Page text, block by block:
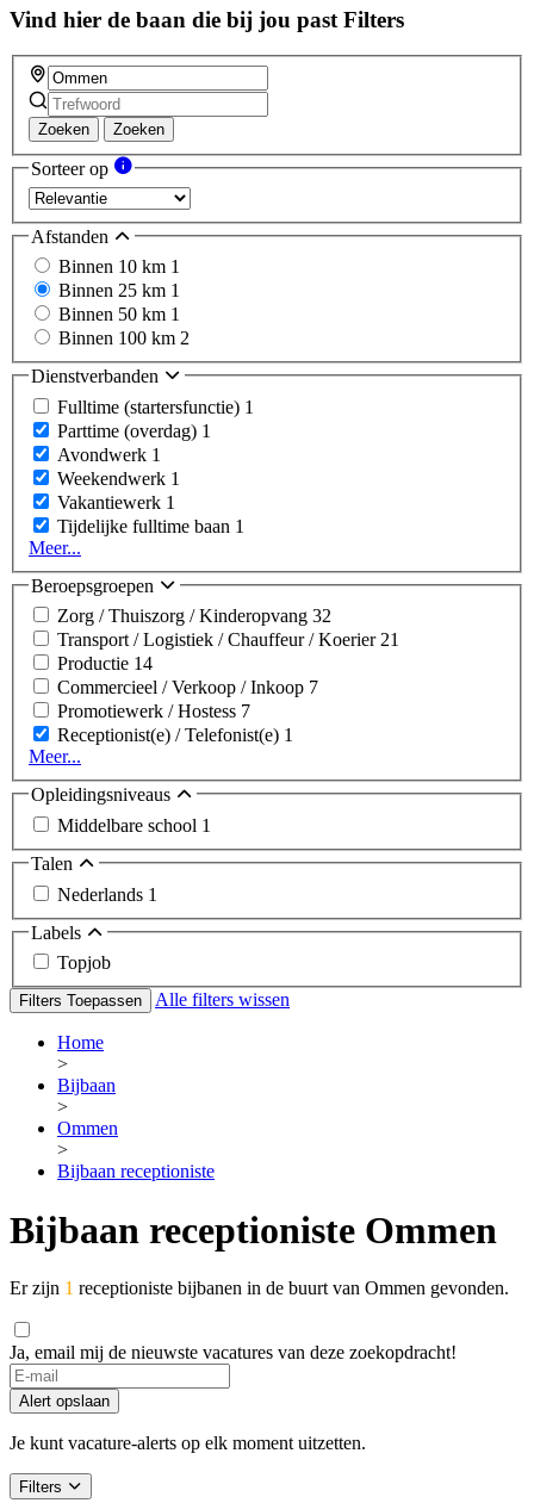
Vind hier de baan die bij jou past Filters
Zoeken Zoeken
Sorteer op
Afstanden
Binnen 10 km 1
Binnen 25 km 1
Binnen 50 km 1
Binnen 100 km 2
Dienstverbanden
Fulltime (startersfunctie) 1
Parttime (overdag) 1
Avondwerk 1
Weekendwerk 1
Vakantiewerk 1
Tijdelijke fulltime baan 1
Meer...
Beroepsgroepen
Zorg / Thuiszorg / Kinderopvang 32
Transport / Logistiek / Chauffeur / Koerier21
Productie 14
Commercieel / Verkoop / Inkoop 7
Promotiewerk / Hostess 7
Receptionist(e) / Telefonist(e) 1
Meer...
Opleidingsniveaus
Middelbare school 1
Talen
Nederlands 1
Labels
Topjob
Filters Toepassen Alle filters wissen
Home
>
Bijbaan
>
Ommen
>
Bijbaan receptioniste
Bijbaan receptioniste Ommen
Er zijn 1 receptioniste bijbanen in de buurt van Ommen gevonden.
Ja, email mij de nieuwste vacatures van deze zoekopdracht!
Alert opslaan
Je kunt vacature-alerts op elk moment uitzetten.
Filters